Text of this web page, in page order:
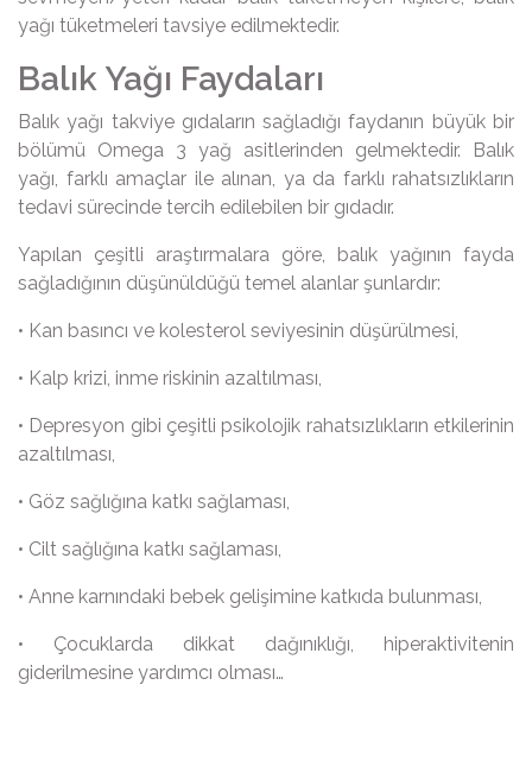
yağı tüketmeleri tavsiye edilmektedir.
Balık Yağı Faydaları
Balık yağı takviye gıdaların sağladığı faydanın büyük bir
bölümü Omega 3 yağ asitlerinden gelmektedir. Balık
yağı, farklı amaçlar ile alınan, ya da farklı rahatsızlıkların
tedavi sürecinde tercih edilebilen bir gıdadır.
Yapılan çeşitli araştırmalara göre, balık yağının fayda
sağladığının düşünüldüğü temel alanlar şunlardır:
• Kan basıncı ve kolesterol seviyesinin düşürülmesi,
• Kalp krizi, inme riskinin azaltılması,
• Depresyon gibi çeşitli psikolojik rahatsızlıkların etkilerinin
azaltılması,
• Göz sağlığına katkı sağlaması,
• Cilt sağlığına katkı sağlaması,
• Anne karnındaki bebek gelişimine katkıda bulunması,
• Çocuklarda dikkat dağınıklığı, hiperaktivitenin
giderilmesine yardımcı olması…